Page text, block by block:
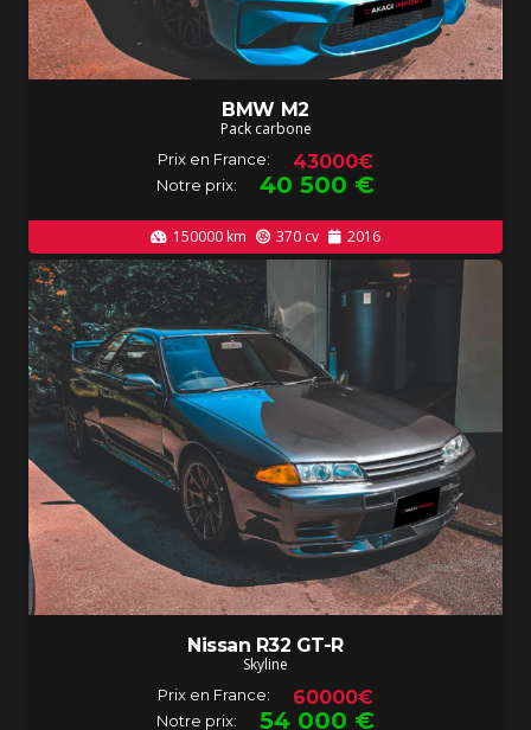
BMW M2
Pack carbone
Prix en France: 43000€
Notre prix: 40 500 €
150000 km 370cv 2016
Nissan R32 GT-R
Skyline
Prix en France: 60000€
Notre prix: 54 000 €